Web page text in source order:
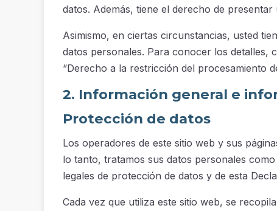
datos. Además, tiene el derecho de
Asimismo, en ciertas circunstancias, usted
datos personales. Para conocer los detalles,
“Derecho a la restricción del procesamiento
2. Información general e
Protección de datos
Los operadores de este sitio web y sus
lo tanto, tratamos sus datos personales
legales de protección de datos y de esta
Cada vez que utiliza este sitio web, se